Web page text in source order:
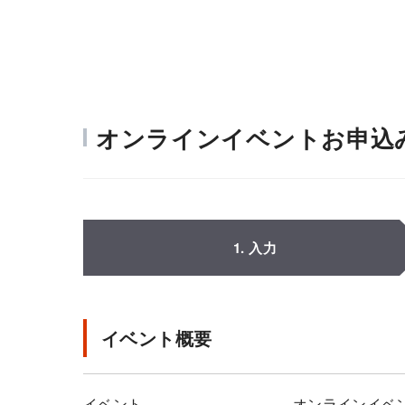
オンラインイベントお申込
1. 入力
イベント概要